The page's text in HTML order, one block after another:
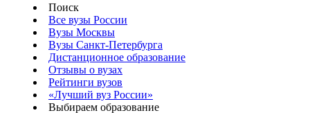
Поиск
Все вузы России
Вузы Москвы
Вузы Санкт-Петербурга
Дистанционное образование
Отзывы о вузах
Рейтинги вузов
«Лучший вуз России»
Выбираем образование